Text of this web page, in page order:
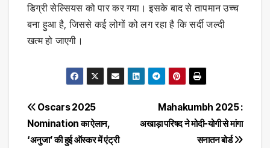
डिग्री सेल्सियस को पार कर गया। इसके बाद से तापमान उच्च
बना हुआ है, जिससे कई लोगों को लग रहा है कि सर्दी जल्दी
खत्म हो जाएगी।
Post
navigation
Mahakumbh 2025 :
अखाड़ा परिषद ने मोदी-योगी से मांगा
सनातन बोर्ड
Oscars 2025
Nomination का ऐलान,
‘अनुजा’ की हुई ऑस्कर में एंट्री